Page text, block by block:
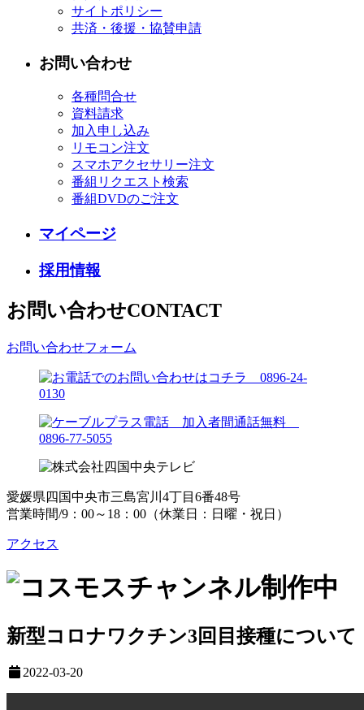
サイトポリシー
共済・後援・協賛申請
お問い合わせ
各種問合せ
資料請求
加入申し込み
リモコン注文
スマホアクセサリー注文
番組リクエスト検索
番組DVDのご注文
マイページ
採用情報
お問い合わせCONTACT
お問い合わせフォーム
愛媛県四国中央市三島宮川4丁目6番48号
営業時間/9：00～18：00（休業日：日曜・祝日）
アクセス
新型コロナワクチン3回目接種について
2022-03-20